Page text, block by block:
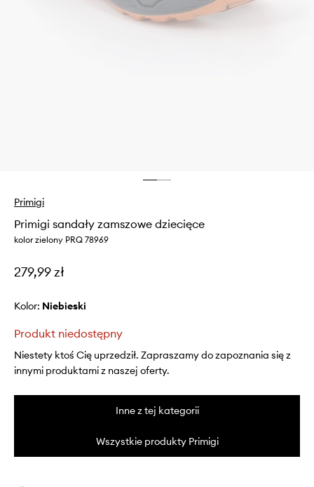
Primigi
Primigi sandały zamszowe dziecięce
kolor zielony PRQ 78969
279,99 zł
Kolor: niebieski
Produkt niedostępny
Niestety ktoś Cię uprzedził. Zapraszamy do zapoznania się z
innymi produktami z naszej oferty.
Inne z tej kategorii
Wszystkie produkty Primigi